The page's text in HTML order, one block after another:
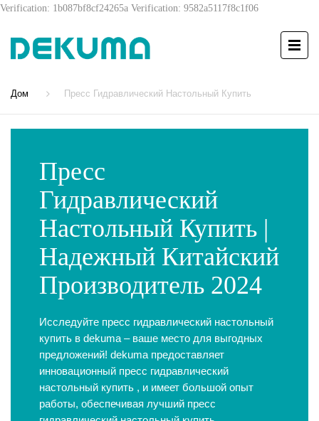
Verification: 1b087bf8cf24265a Verification: 9582a5117f8c1f06
Дом Пресс Гидравлический Настольный Купить
Пресс
Гидравлический
Настольный Купить |
Надежный Китайский
Производитель 2024
Исследуйте пресс гидравлический настольный
купить в dekuma – ваше место для выгодных
предложений! dekuma предоставляет
инновационный пресс гидравлический
настольный купить , и имеет большой опыт
работы, обеспечивая лучший пресс